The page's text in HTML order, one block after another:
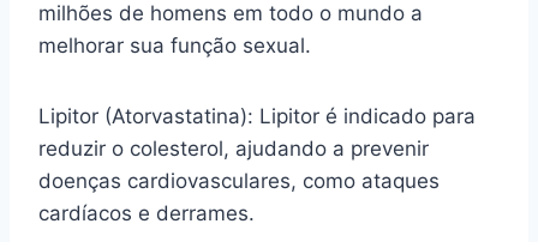
milhões de homens em todo o mundo a
melhorar sua função sexual.
Lipitor (Atorvastatina): Lipitor é indicado para
reduzir o colesterol, ajudando a prevenir
doenças cardiovasculares, como ataques
cardíacos e derrames.